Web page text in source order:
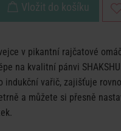
Vložit do košíku
v pikantní rajčatové
na kvalitní pánvi
indukční vařič, zajišťuje
a můžete si přesně